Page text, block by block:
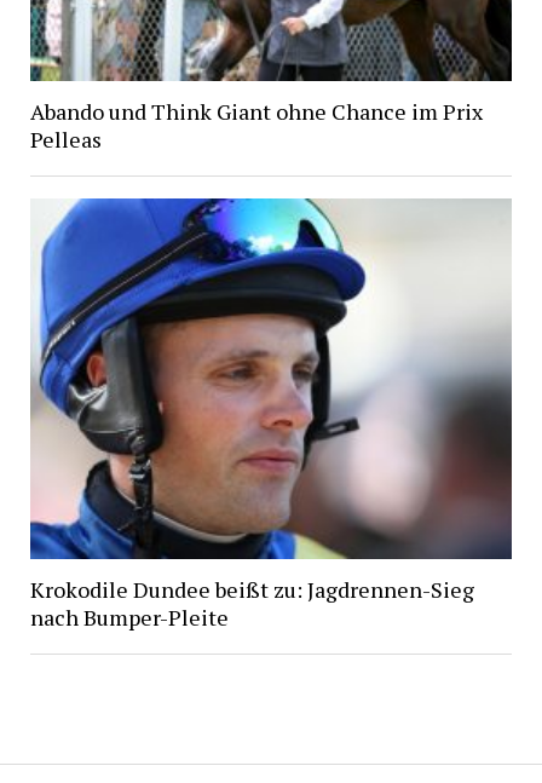
Abando und Think Giant ohne Chance im Prix
Pelleas
Krokodile Dundee beißt zu: Jagdrennen-Sieg
nach Bumper-Pleite